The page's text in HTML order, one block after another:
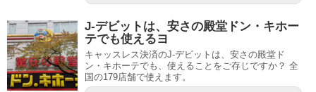
J-デビットは、安さの殿堂ドン・キホー
テでも使えるヨ
キャッスレス決済のJ-デビットは、安さの殿堂ド
ン・キホーテでも、使えることをご存じですか？ 全
国の179店舗で使えます。